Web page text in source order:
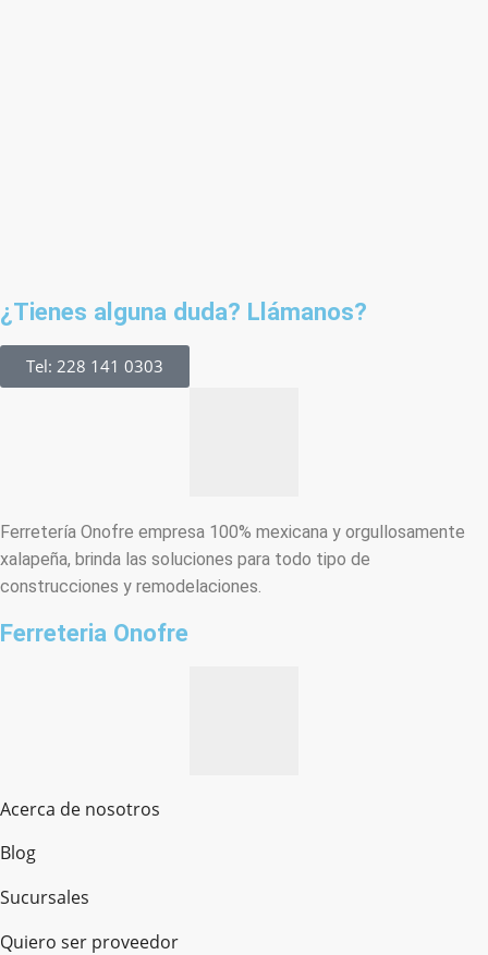
¿Tienes alguna duda? Llámanos?
Tel: 228 141 0303
Ferretería Onofre empresa 100% mexicana y orgullosamente
xalapeña, brinda las soluciones para todo tipo de
construcciones y remodelaciones.
Ferreteria Onofre
Acerca de nosotros
Blog
Sucursales
Quiero ser proveedor